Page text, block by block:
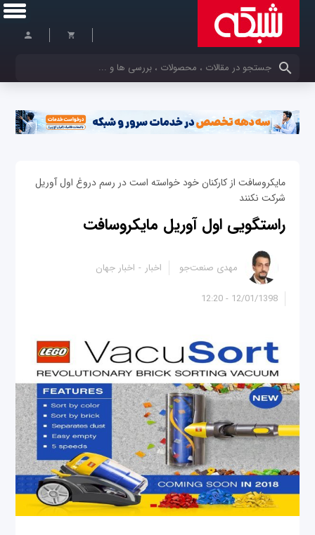
کلمات کلیدی خود را وارد کنید
مایکروسافت از کارکنان خود خواسته است در رسم دروغ اول آوریل
شرکت نکنند
راستگویی اول آوریل مایکروسافت
12/01/1398 - 12:20
مهدی صنعت‌جو اخبار اخبار جهان